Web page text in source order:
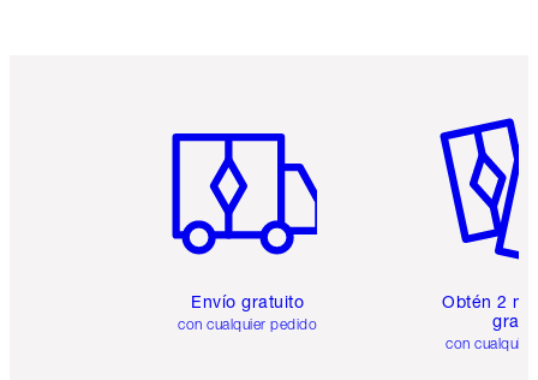
Envío gratuito
con cualquier pedido
Obtén 2
gratis
con